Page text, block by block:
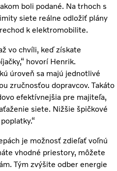
boli podané. Na trhoch s
siete reálne odložiť plány
k elektromobilite.
vo chvíli, keď získate
hovorí Henrik.
úroveň sa majú jednotlivé
zručnosťou dopravcov. Takáto
efektívnejšia pre majiteľa,
siete. Nižšie špičkové
je možnosť zdieľať voľnú
vhodné priestory, môžete
Tým zvýšite odber energie